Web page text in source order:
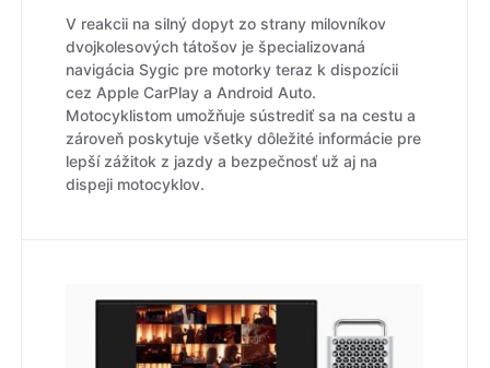
V reakcii na silný dopyt zo strany milovníkov
dvojkolesových tátošov je špecializovaná
navigácia Sygic pre motorky teraz k dispozícii
cez Apple CarPlay a Android Auto.
Motocyklistom umožňuje sústrediť sa na cestu a
zároveň poskytuje všetky dôležité informácie pre
lepší zážitok z jazdy a bezpečnosť už aj na
dispeji motocyklov.